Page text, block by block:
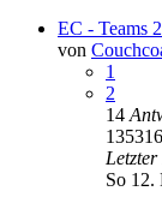
EC - Teams
von
1
2
14
135316
So 12.